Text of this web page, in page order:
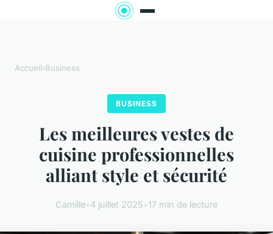
Accueil›Business
BUSINESS
Les meilleures vestes de
cuisine professionnelles
alliant style et sécurité
Camille•4 juillet 2025•17 min de lecture